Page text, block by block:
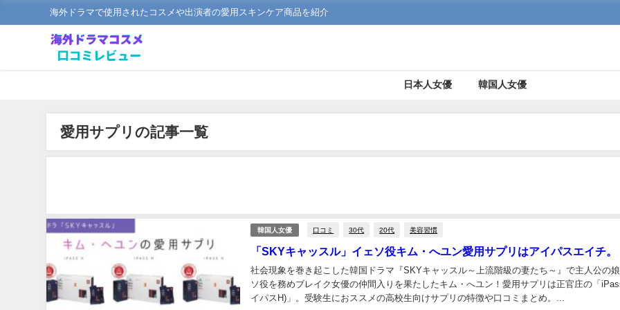
海外ドラマで使用されたコスメや出演者の愛用スキンケア商品を紹介
日本人女優 韓国人女優
愛用サプリの記事一覧
韓国人女優 口コミ 30代 20代 美容習慣
「SKYキャッスル」イェソ役キム・へユン愛用サプリはアイパスエイチ。
社会現象を巻き起こした韓国ドラマ『SKYキャッスル～上流階級の妻たち～』で主人公の
ソ役を務めブレイク女優の仲間入りを果たしたキム・へユン！愛用サプリは正官庄の「
イパスH)」。受験生におススメの高校生向けサプリの特徴や口コミまとめ。...